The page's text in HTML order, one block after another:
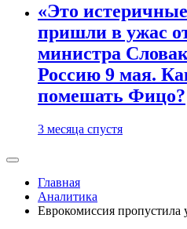
«Это
пришли в ужас
министра
Россию 9 мая.
помешать Фицо?
3 месяца спустя
Главная
Аналитика
Еврокомиссия пропустила